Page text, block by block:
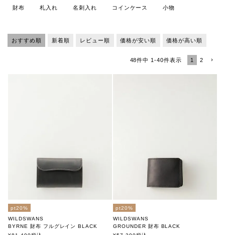
財布 札入れ 名刺入れ コインケース 小物
おすすめ順 新着順 レビュー順 価格が安い順 価格が高い順
48件中 1-40件表示 1 2
pt20%
WILDSWANS
BYRNE 財布 フルグレイン BLACK
ワイルドスワンズ
pt20%
WILDSWANS
GROUNDER 財布 BLACK
ワイルドスワンズ